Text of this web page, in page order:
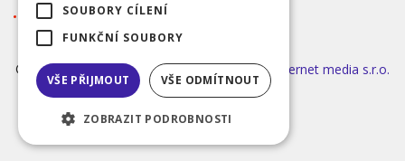
Registrace
©2026 MODA ČAPEK s.r.o. Made by INIZIO Internet media s.r.o.
|
nastavení cookies
SOUBORY CÍLENÍ
FUNKČNÍ SOUBORY
VŠE PŘIJMOUT VŠE ODMÍTNOUT
ZOBRAZIT PODROBNOSTI